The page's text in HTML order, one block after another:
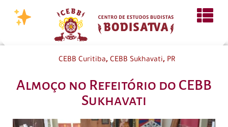
CEBB Curitiba, CEBB Sukhavati, PR
Almoço no Refeitório do CEBB
Sukhavati